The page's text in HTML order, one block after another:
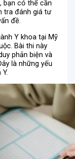
bạn có thể cần
tra đánh giá tư
đề.
Y khoa tại Mỹ
Bài thi này
phản biện và
là những yếu